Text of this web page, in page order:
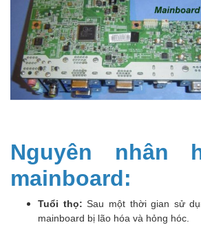
Nguyên nhân
mainboard:
Tuổi thọ: Sau một thời gian sử
mainboard bị lão hóa và hỏng hóc.